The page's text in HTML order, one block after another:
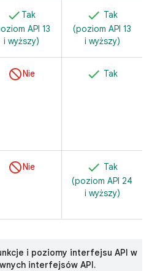
Tak
API 13
i wyższy)
Tak
(poziom API 13
i wyższy)
Nie Tak
Nie
Tak
(poziom API 24
i wyższy)
i poziomy interfejsu API w
interfejsów API.